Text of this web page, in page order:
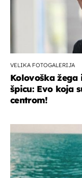
VELIKA FOTOGALERIJA
Kolovoška
špicu: Evo koja
centrom!